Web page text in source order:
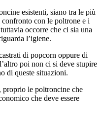
esistenti, siano tra le più
con le poltrone e i
occorre che ci sia una
l’igiene.
di popcorn oppure di
poi non ci si deve stupire
di queste situazioni.
proprio le poltroncine che
che deve essere